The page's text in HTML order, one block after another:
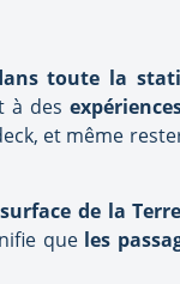
toute la
à des
et même
de la
que les